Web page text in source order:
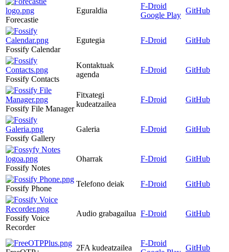
Forecastie
Eguraldia
F-Droid
Google Play
GitHub
Fossify Calendar
Egutegia F-Droid GitHub
Fossify Contacts
Kontaktuak
agenda
F-Droid GitHub
Fossify File Manager
Fitxategi
kudeatzailea
F-Droid GitHub
Fossify Gallery
Galeria F-Droid GitHub
Fossify Notes
Oharrak F-Droid GitHub
Fossify Phone
Telefono deiak F-Droid GitHub
Fossify Voice
Recorder
Audio grabagailua F-Droid GitHub
2FA kudeatzailea
F-Droid
GitHub